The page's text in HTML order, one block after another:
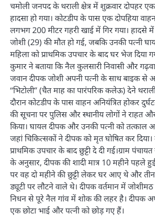
चमोली जनपद के थराली क्षेत्र में शुक्रवार दोपहर
हादसा हो गया। कोटडीप के पास एक दोपहिया
लगभग 200 मीटर गहरी खाई में गिर गया। हादसे
जोशी (29) की मौत हो गई, जबकि उनकी पत्नी
महिला को प्राथमिक उपचार के बाद घर भेज दिया
कुमार ने बताया कि नैल कुलसारी निवासी और
जवान दीपक जोशी अपनी पत्नी के साथ बाइक से
“भिटोली” (चैत माह का पारंपरिक कलेऊ) देने
दौरान कोटडीप के पास वाहन अनियंत्रित होकर
की सूचना पर पुलिस और स्थानीय लोगों ने राहत
किया। घायल दीपक और उनकी पत्नी को तत्काल
जहां चिकित्सकों ने दीपक को मृत घोषित कर
प्राथमिक उपचार के बाद छुट्टी दे दी गई।ग्राम
के अनुसार, दीपक की शादी मात्र 10 महीने पहले
पर वह दो महीने की छुट्टी लेकर घर आए थे और तीन
ड्यूटी पर लौटने वाले थे। दीपक वर्तमान में
निधन से पूरे नैल गांव में शोक की लहर है। दीपक
एक छोटा भाई और पत्नी को छोड़ गए हैं।